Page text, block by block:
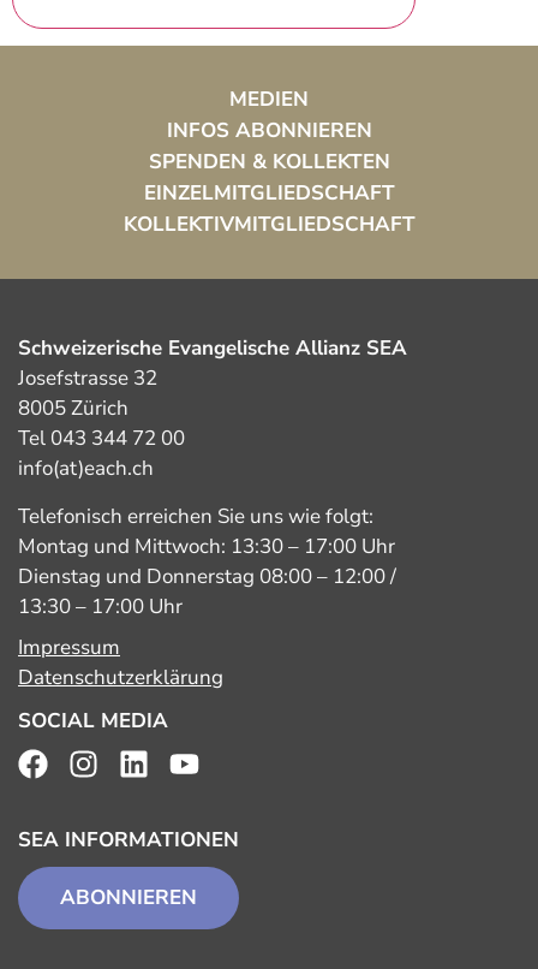
MEDIEN
INFOS ABONNIEREN
SPENDEN & KOLLEKTEN
EINZELMITGLIEDSCHAFT
KOLLEKTIVMITGLIEDSCHAFT
Schweizerische Evangelische Allianz SEA
Josefstrasse 32
8005 Zürich
Tel 043 344 72 00
info(at)each.ch
Telefonisch erreichen Sie uns wie folgt:
Montag und Mittwoch: 13:30 – 17:00 Uhr
Dienstag und Donnerstag 08:00 – 12:00 /
13:30 – 17:00 Uhr
Impressum
Datenschutzerklärung
SOCIAL MEDIA
SEA INFORMATIONEN
ABONNIEREN